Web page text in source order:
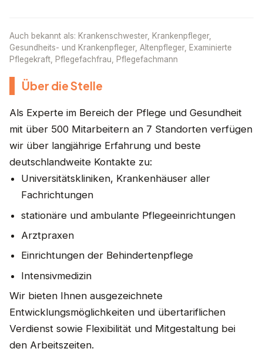
Auch bekannt als: Krankenschwester, Krankenpfleger,
Gesundheits- und Krankenpfleger, Altenpfleger, Examinierte
Pflegekraft, Pflegefachfrau, Pflegefachmann
Über die Stelle
Als Experte im Bereich der Pflege und Gesundheit
mit über 500 Mitarbeitern an 7 Standorten verfügen
wir über langjährige Erfahrung und beste
deutschlandweite Kontakte zu:
Universitätskliniken, Krankenhäuser aller
Fachrichtungen
stationäre und ambulante Pflegeeinrichtungen
Arztpraxen
Einrichtungen der Behindertenpflege
Intensivmedizin
Wir bieten Ihnen ausgezeichnete
Entwicklungsmöglichkeiten und übertariflichen
Verdienst sowie Flexibilität und Mitgestaltung bei
den Arbeitszeiten.